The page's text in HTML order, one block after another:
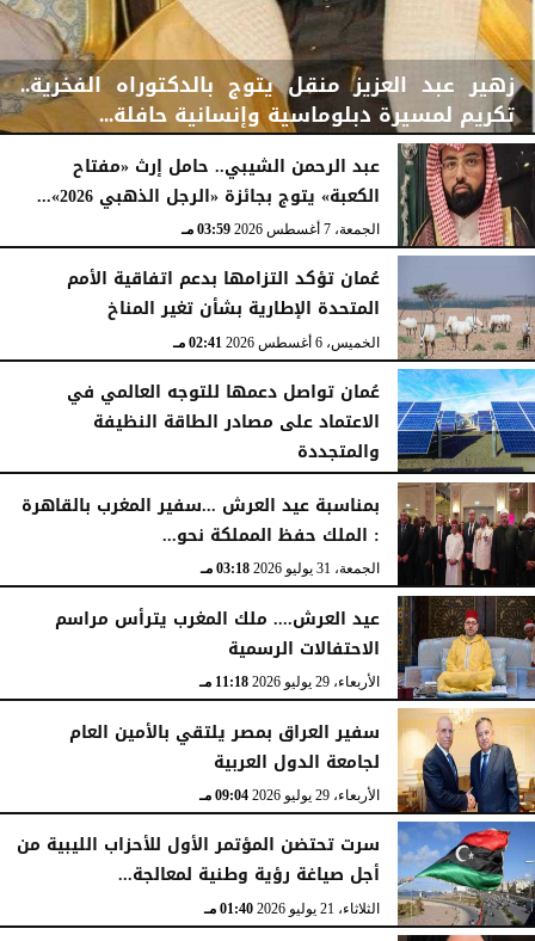
زهير عبد العزيز منقل يتوج بالدكتوراه الفخرية..
تكريم لمسيرة دبلوماسية وإنسانية حافلة...
الجمعة، 7 أغسطس 2026 04:08 مـ
عبد الرحمن الشيبي.. حامل إرث «مفتاح
الكعبة» يتوج بجائزة «الرجل الذهبي 2026»...
الجمعة، 7 أغسطس 2026 03:59 مـ
عُمان تؤكد التزامها بدعم اتفاقية الأمم
المتحدة الإطارية بشأن تغير المناخ
الخميس، 6 أغسطس 2026 02:41 مـ
عُمان تواصل دعمها للتوجه العالمي في
الاعتماد على مصادر الطاقة النظيفة
والمتجددة
الخميس، 6 أغسطس 2026
بمناسبة عيد العرش ...سفير المغرب بالقاهرة
: الملك حفظ المملكة نحو...
الجمعة، 31 يوليو 2026 03:18 مـ
عيد العرش.... ملك المغرب يترأس مراسم
الاحتفالات الرسمية
الأربعاء، 29 يوليو 2026 11:18 مـ
سفير العراق بمصر يلتقي بالأمين العام
لجامعة الدول العربية
الأربعاء، 29 يوليو 2026 09:04 مـ
سرت تحتضن المؤتمر الأول للأحزاب الليبية من
أجل صياغة رؤية وطنية لمعالجة...
الثلاثاء، 21 يوليو 2026 01:40 مـ